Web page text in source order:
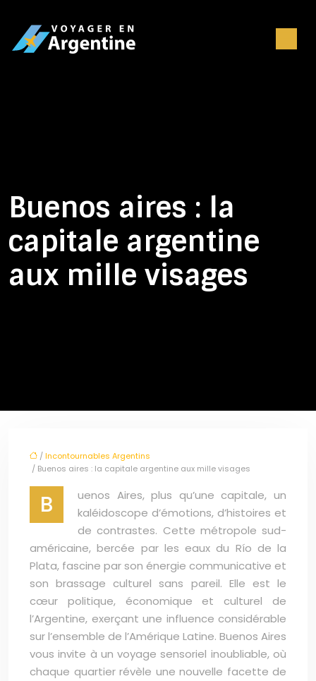
Buenos aires : la
capitale argentine
aux mille visages
/Incontournables Argentins
/ Buenos aires : la capitale argentine aux mille visages
B
uenos Aires, plus qu’une capitale, un
kaléidoscope d’émotions, d’histoires et
de contrastes. Cette métropole sud-
américaine, bercée par les eaux du Río de la
Plata, fascine par son énergie communicative et
son brassage culturel sans pareil. Elle est le
cœur politique, économique et culturel de
l’Argentine, exerçant une influence considérable
sur l’ensemble de l’Amérique Latine. Buenos Aires
vous invite à un voyage sensoriel inoubliable, où
chaque quartier révèle une nouvelle facette de